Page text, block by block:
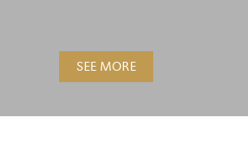
SEE MORE